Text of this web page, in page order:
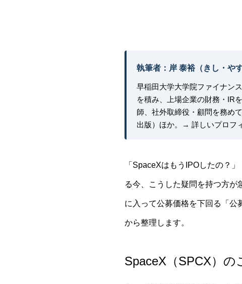
執筆者：岸 泰裕（きし・やす
早稲田大学大学院ファイナン
を積み、上場企業の財務・IR
師、社外取締役・顧問を務め
出版）ほか。
→ 詳しいプロフ
「SpaceXはもうIPOしたの？
る今、こうした疑問を持つ方が
に入って公募価格を下回る「公
から整理します。
SpaceX（SPCX）